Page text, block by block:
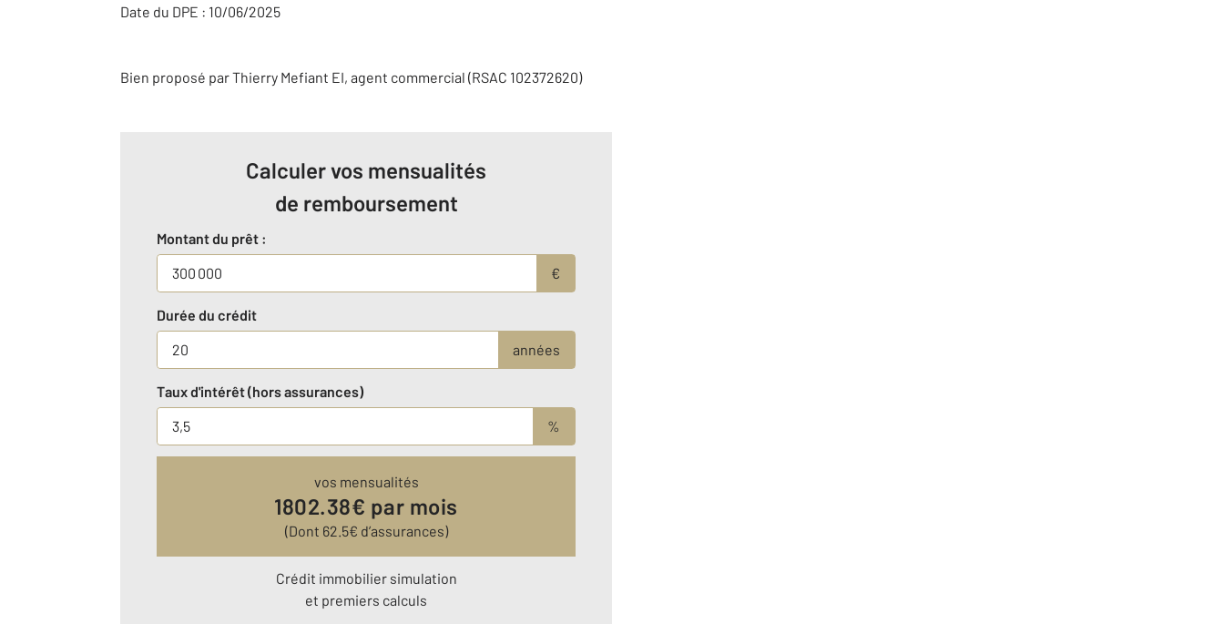
Date du DPE : 10/06/2025
Bien proposé parThierry Mefiant EI, agent commercial (RSAC 102372620)
Calculer vos mensualités
de remboursement
Montant du prêt :
€
Durée du crédit
années
Taux d'intérêt (hors assurances)
%
vos mensualités
1802.38€ par mois
(Dont 62.5€ d’assurances)
Crédit immobilier simulation
et premiers calculs